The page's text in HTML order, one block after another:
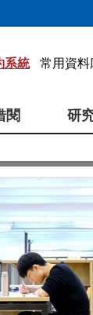
閱 研
系統 常用資料